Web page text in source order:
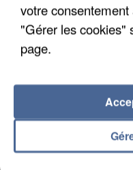
L’UN DES
MAFIA INTERPELLÉ
votre
"Gérer les cookies"
page.